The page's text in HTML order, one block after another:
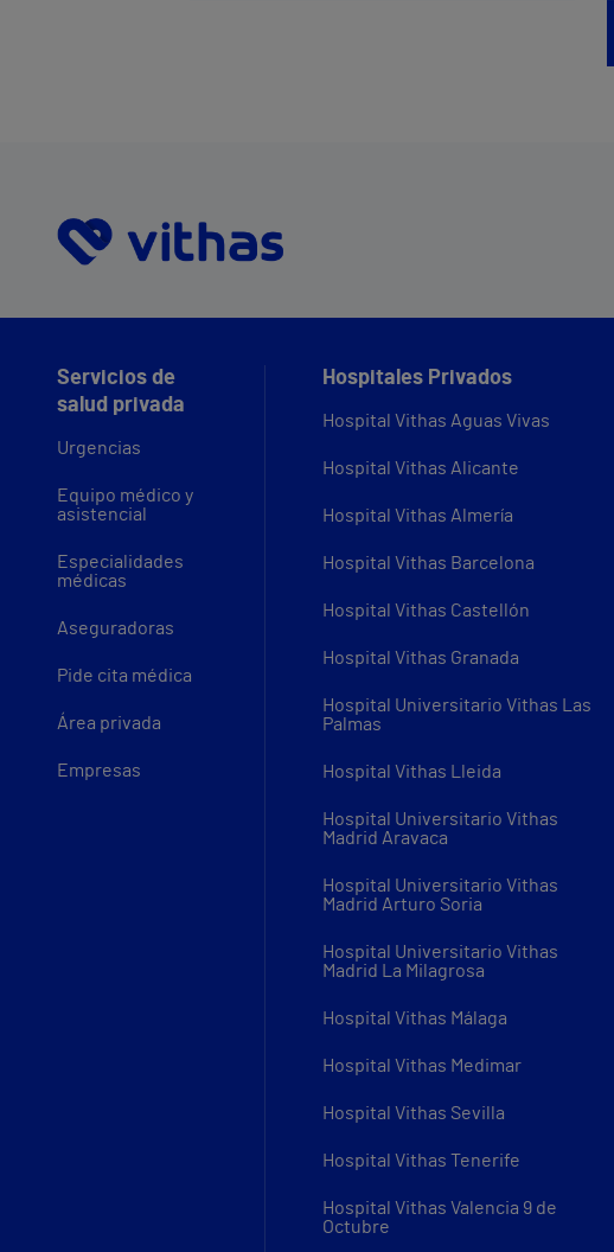
Servicios de
salud privada
Urgencias
Equipo médico y
asistencial
Especialidades
médicas
Aseguradoras
Pide cita médica
Área privada
Empresas
Hospitales Privados
Hospital Vithas Aguas Vivas
Hospital Vithas Alicante
Hospital Vithas Almería
Hospital Vithas Barcelona
Hospital Vithas Castellón
Hospital Vithas Granada
Hospital Universitario Vithas Las
Palmas
Hospital Vithas Lleida
Hospital Universitario Vithas
Madrid Aravaca
Hospital Universitario Vithas
Madrid Arturo Soria
Hospital Universitario Vithas
Madrid La Milagrosa
Hospital Vithas Málaga
Hospital Vithas Medimar
Hospital Vithas Sevilla
Hospital Vithas Tenerife
Hospital Vithas Valencia 9 de
Octubre